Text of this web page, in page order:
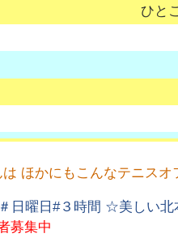
ひと
は ほかにもこんなテニスオ
＃日曜日#３時間 ☆美しい
募集中